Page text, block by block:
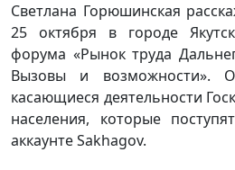
Светлана Горюшинская
25 октября в городе
форума «Рынок труда
Вызовы и возможности».
касающиеся деятельности
населения, которые
аккаунте Sakhagov.